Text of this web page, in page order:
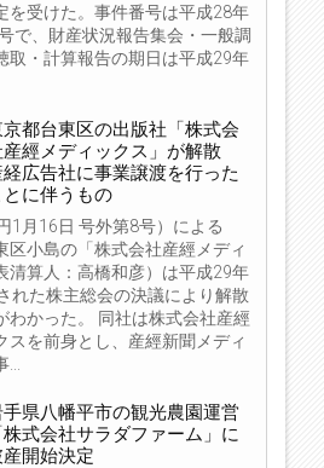
を受けた。事件番号は平成28年
で、財産状況報告集会・一般調
取・計算報告の期日は平成29年
都台東区の出版社「株式会
産經メディックス」が解散
経広告社に事業譲渡を行った
とに伴うもの
1月16日 号外第8号）による
区小島の「株式会社産經メディ
清算人：高橋和彦）は平成29年
れた株主総会の決議により解散
わかった。 同社は株式会社産經
スを前身とし、産經新聞メディ
手県八幡平市の観光農園運営
株式会社サラダファーム」に
開始決定